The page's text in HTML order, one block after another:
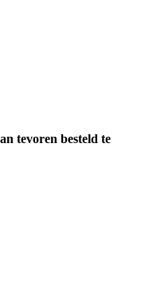
tevoren besteld te